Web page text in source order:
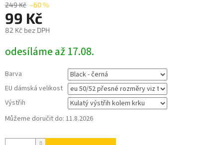
249 Kč –60 %
99 Kč
82 Kč bez DPH
cena:
odesíláme až 17.08.
Barva
EU dámská velikost
Výstřih
Můžeme doručit do: 11.8.2026